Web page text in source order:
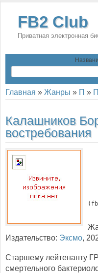
FB2 Club
Приватная электронная
Главная » Жанры » П »
Калашников
востребования
(
Издательство: Эксмо,
Старшему лейтенанту
смертельного